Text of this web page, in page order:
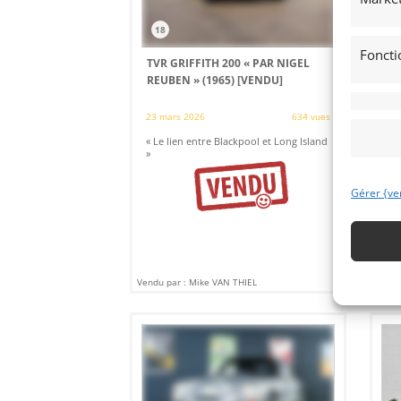
Gérer
18
TVR GRIFFITH 200 « PAR NIGEL
REUBEN » (1965)[VENDU]
23 mars 2026 634 vues
« Le lien entre Blackpool et Long Island
»
Vendu par : Mike VAN THIEL